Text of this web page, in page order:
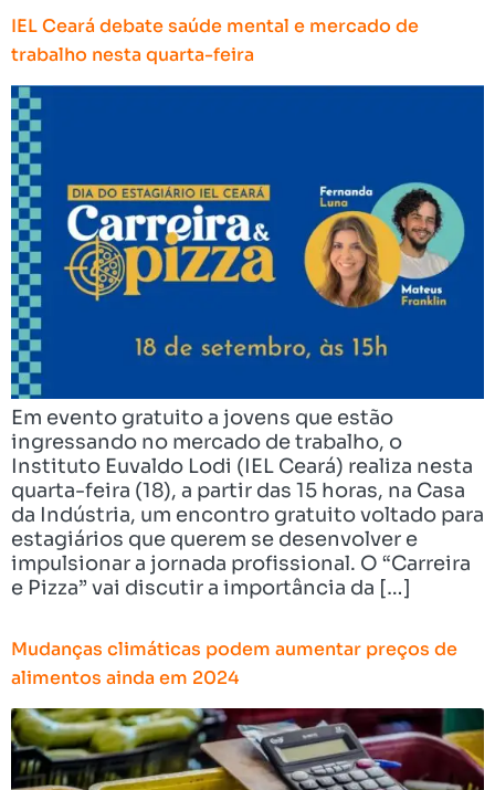
IEL Ceará debate saúde mental e mercado de
trabalho nesta quarta-feira
Em evento gratuito a jovens que estão
ingressando no mercado de trabalho, o
Instituto Euvaldo Lodi (IEL Ceará) realiza nesta
quarta-feira (18), a partir das 15 horas, na Casa
da Indústria, um encontro gratuito voltado para
estagiários que querem se desenvolver e
impulsionar a jornada profissional. O “Carreira
e Pizza” vai discutir a importância da […]
Mudanças climáticas podem aumentar preços de
alimentos ainda em 2024